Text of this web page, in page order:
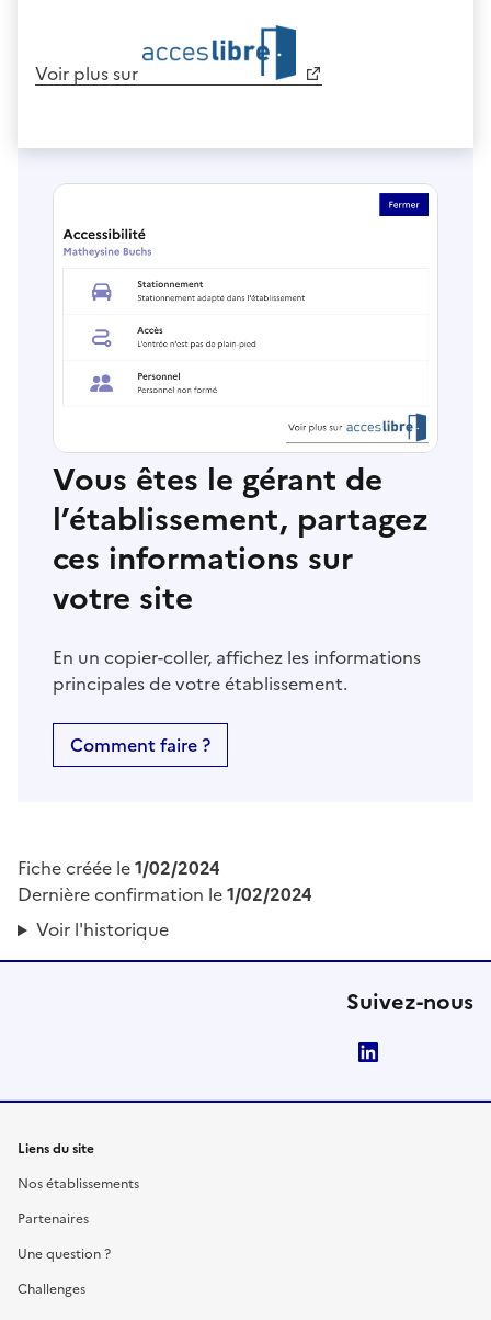
Voir plus sur
Vous êtes le gérant de
l’établissement, partagez
ces informations sur
votre site
En un copier-coller, affichez les informations
principales de votre établissement.
Comment faire ?
Fiche créée le1/02/2024
Dernière confirmation le1/02/2024
Voir l'historique
Suivez-nous
Liens du site
Nos établissements
Partenaires
Une question ?
Challenges